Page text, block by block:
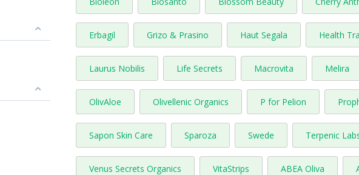
Erbagil Grizo & Prasino Haut Segala Health
Laurus Nobilis Life Secrets Macrovita Melira
OlivAloe Olivellenic Organics P for Pelion
Sapon Skin Care Sparoza Swede Terpenic
Venus Secrets Organics VitaStrips ΑΒΕΑ Oliva